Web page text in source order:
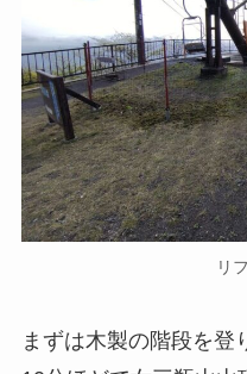
リ
まずは木製の階段を登